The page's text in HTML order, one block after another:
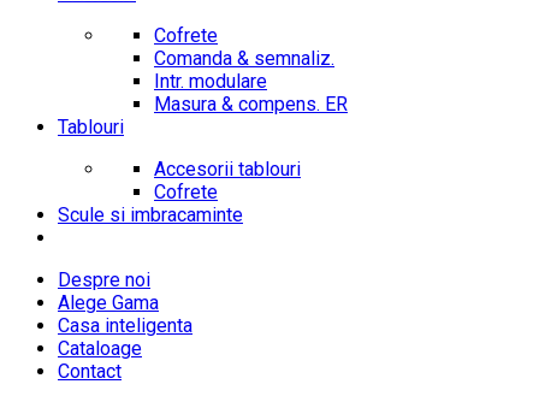
Cofrete
Comanda & semnaliz.
Intr. modulare
Masura & compens. ER
Tablouri
Accesorii tablouri
Cofrete
Scule si imbracaminte
Despre noi
Alege Gama
Casa inteligenta
Cataloage
Contact